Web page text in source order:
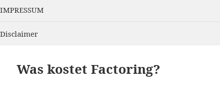
IMPRESSUM
Disclaimer
Was kostet Factoring?